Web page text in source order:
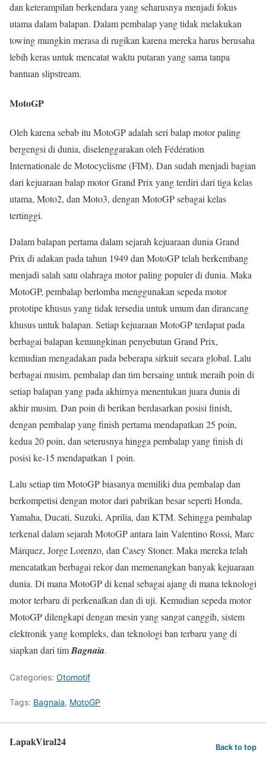
dan keterampilan berkendara yang seharusnya menjadi fokus
utama dalam balapan. Dalam pembalap yang tidak melakukan
towing mungkin merasa di rugikan karena mereka harus berusaha
lebih keras untuk mencatat waktu putaran yang sama tanpa
bantuan slipstream.
MotoGP
Oleh karena sebab itu MotoGP adalah seri balap motor paling
bergengsi di dunia, diselenggarakan oleh Fédération
Internationale de Motocyclisme (FIM). Dan sudah menjadi bagian
dari kejuaraan balap motor Grand Prix yang terdiri dari tiga kelas
utama, Moto2, dan Moto3, dengan MotoGP sebagai kelas
tertinggi.
Dalam balapan pertama dalam sejarah kejuaraan dunia Grand
Prix di adakan pada tahun 1949 dan MotoGP telah berkembang
menjadi salah satu olahraga motor paling populer di dunia. Maka
MotoGP, pembalap berlomba menggunakan sepeda motor
prototipe khusus yang tidak tersedia untuk umum dan dirancang
khusus untuk balapan. Setiap kejuaraan MotoGP terdapat pada
berbagai balapan kemungkinan penyebutan Grand Prix,
kemudian mengadakan pada beberapa sirkuit secara global. Lalu
berbagai musim, pembalap dan tim bersaing untuk meraih poin di
setiap balapan yang pada akhirnya menentukan juara dunia di
akhir musim. Dan poin di berikan berdasarkan posisi finish,
dengan pembalap yang finish pertama mendapatkan 25 poin,
kedua 20 poin, dan seterusnya hingga pembalap yang finish di
posisi ke-15 mendapatkan 1 poin.
Lalu setiap tim MotoGP biasanya memiliki dua pembalap dan
berkompetisi dengan motor dari pabrikan besar seperti Honda,
Yamaha, Ducati, Suzuki, Aprilia, dan KTM. Sehingga pembalap
terkenal dalam sejarah MotoGP antara lain Valentino Rossi, Marc
Márquez, Jorge Lorenzo, dan Casey Stoner. Maka mereka telah
mencatatkan berbagai rekor dan memenangkan banyak kejuaraan
dunia. Di mana MotoGP di kenal sebagai ajang di mana teknologi
motor terbaru di perkenalkan dan di uji. Kemudian sepeda motor
MotoGP dilengkapi dengan mesin yang sangat canggih, sistem
elektronik yang kompleks, dan teknologi ban terbaru yang di
siapkan dari timBagnaia.
Categories: Otomotif
Tags: Bagnaia, MotoGP
LapakViral24 Back to top